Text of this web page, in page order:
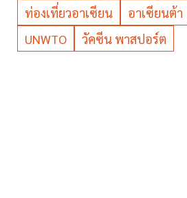
ท่องเที่ยวอาเซียน
อาเซียนต้า
UNWTO
วัคซีน พาสปอร์ต